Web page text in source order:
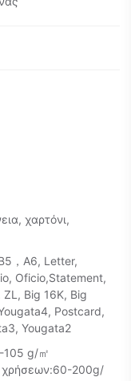
χαρτόνι,
，A6, Letter,
Oficio,Statement,
Big 16K, Big
Postcard,
Yougata2
105 g/㎡
χρήσεων:60-200g/